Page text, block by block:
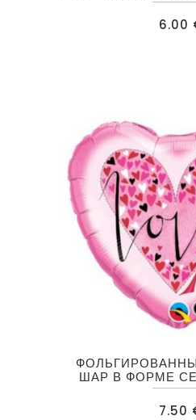
6.00
ШАР В ФОРМЕ
7.50